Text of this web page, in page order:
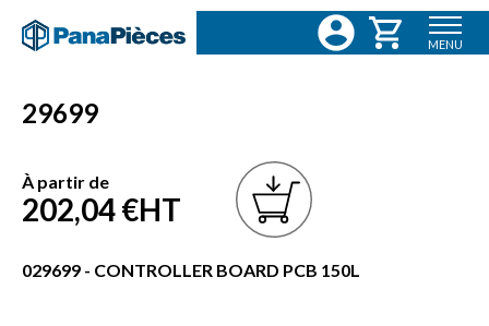
MENU
29699
À partir de
202,04 €HT
029699 - CONTROLLER BOARD PCB 150L